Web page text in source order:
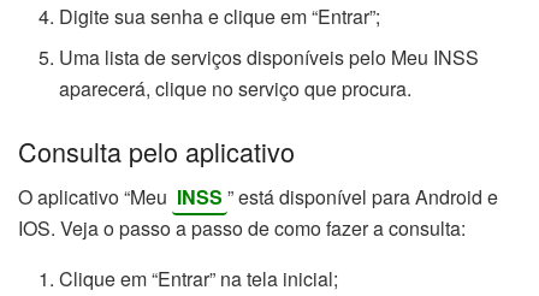
Digite sua senha e clique em “Entrar”;
Uma lista de serviços disponíveis pelo Meu INSS
aparecerá, clique no serviço que procura.
Consulta pelo aplicativo
O aplicativo “Meu INSS ” está disponível para Android e
IOS. Veja o passo a passo de como fazer a consulta:
Clique em “Entrar” na tela inicial;